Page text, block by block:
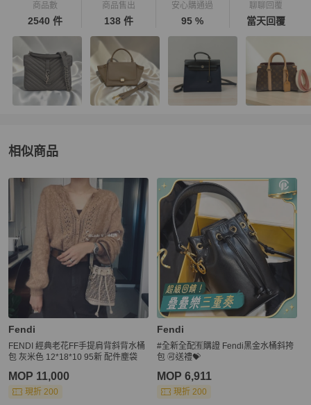
商品數
2540 件
商品售出
138 件
安心購通過
95 %
聊聊回覆
當天回覆
相似商品
更多相似Fendi女包推薦精品
Fendi
FENDI 經典老花FF手提肩背斜背水桶
包 灰米色 12*18*10 95新 配件塵袋
MOP 11,000
現折 200
Fendi
#全新全配🈶購證 Fendi黑金水桶斜挎
包 🉑送禮💝
MOP 6,911
現折 200